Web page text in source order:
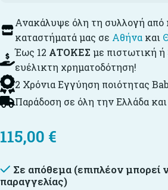
Ανακάλυψε όλη τη συλλογή από
καταστήματά μας σε Αθήνα και
Έως 12 ΑΤΟΚΕΣ με πιστωτική ή
ευέλικτη χρηματοδότηση!
2 Χρόνια Εγγύηση ποιότητας
Παράδοση σε όλη την Ελλάδα
115,00 €
Σε απόθεμα (επιπλέον μπορεί
παραγγελίας)